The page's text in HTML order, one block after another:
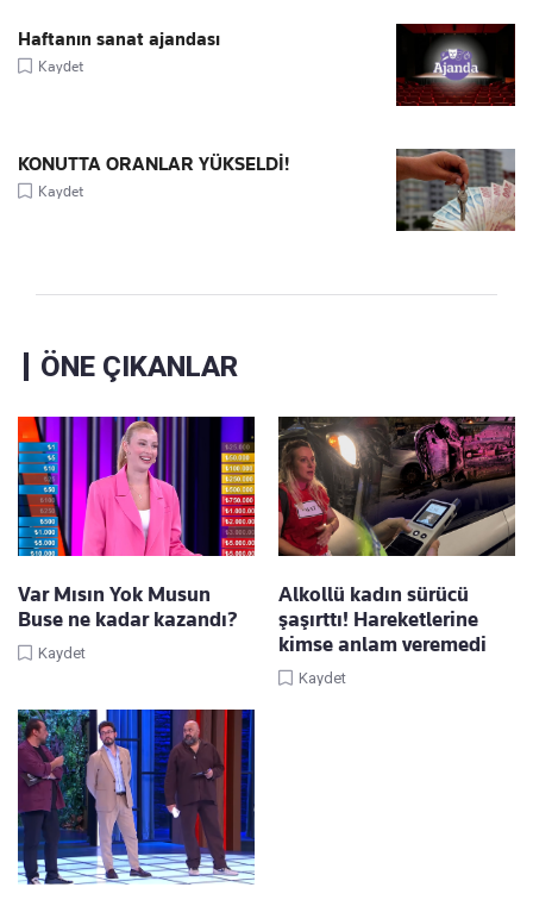
Haftanın sanat ajandası
Kaydet
KONUTTA ORANLAR YÜKSELDİ!
Kaydet
ÖNE ÇIKANLAR
Var Mısın Yok Musun
Buse ne kadar kazandı?
Kaydet
Alkollü kadın sürücü
şaşırttı! Hareketlerine
kimse anlam veremedi
Kaydet